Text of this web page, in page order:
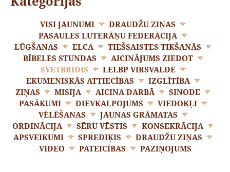
VISI JAUNUMI
DRAUDŽU ZIŅAS
PASAULES LUTERĀŅU FEDERĀCIJA
LŪGŠANAS
ELCA
TIEŠSAISTES TIKŠANĀS
BĪBELES STUNDAS
AICINĀJUMS ZIEDOT
SVĒTBRĪDIS
LELBP VIRSVALDE
EKUMENISKĀS ATTIECĪBAS
IZGLĪTĪBA
ZIŅAS
MISIJA AICINA DARBĀ
SINODE
PASĀKUMI
DIEVKALPOJUMS
VIEDOKĻI
VĒLĒŠANAS
JAUNAS GRĀMATAS
ORDINĀCIJA
SĒRU VĒSTIS
KONSEKRĀCIJA
APSVEIKUMI
SPREDIĶIS
DRAUDŽU ZIŅAS
VIDEO
PATEICĪBAS PAZIŅOJUMS